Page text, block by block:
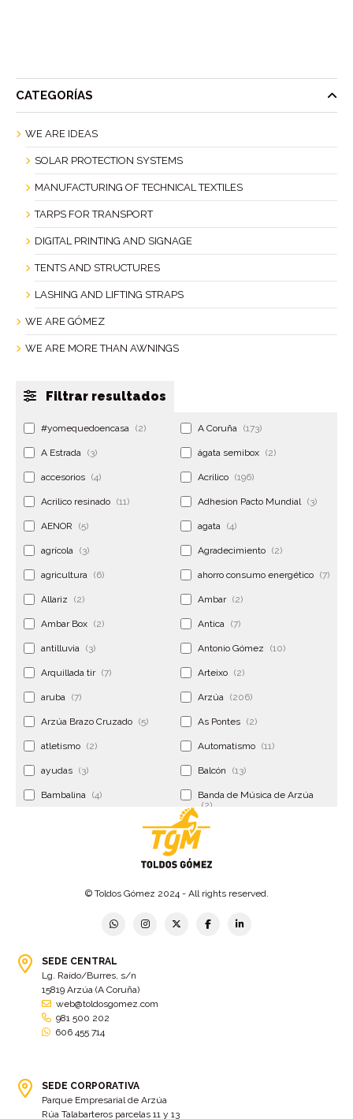
CATEGORÍAS
WE ARE IDEAS
SOLAR PROTECTION SYSTEMS
MANUFACTURING OF TECHNICAL TEXTILES
TARPS FOR TRANSPORT
DIGITAL PRINTING AND SIGNAGE
TENTS AND STRUCTURES
LASHING AND LIFTING STRAPS
WE ARE GÓMEZ
WE ARE MORE THAN AWNINGS
Filtrar resultados
#yomequedoencasa (2) A Coruña (173)
A Estrada (3) ágata semibox (2)
accesorios (4) Acrilico (196)
Acrilico resinado (11) Adhesion Pacto Mundial (3)
AENOR (5) agata (4)
agrícola (3) Agradecimiento (2)
agricultura (6) ahorro consumo energético (7)
Allariz (2) Ambar (2)
Ambar Box (2) Antica (7)
antilluvia (3) Antonio Gómez (10)
Arquillada tir (7) Arteixo (2)
aruba (7) Arzúa (206)
Arzúa Brazo Cruzado (5) As Pontes (2)
atletismo (2) Automatismo (11)
ayudas (3) Balcón (13)
Bambalina (4)
Banda de Música de Arzúa
(2)
Banderolas
Betanzos
bolsa cac (3)
bolsa ct (3)
Bolsas de elevación
Cafe-bar Nova Xeira (2)
© Toldos Gómez 2024 - All rights reserved.
SEDE CENTRAL
Lg. Raído/Burres, s/n
15819 Arzúa (A Coruña)
web@toldosgomez.com
981 500 202
606 455 714
SEDE CORPORATIVA
Parque Empresarial de Arzúa
Rúa Talabarteros parcelas 11 y 13